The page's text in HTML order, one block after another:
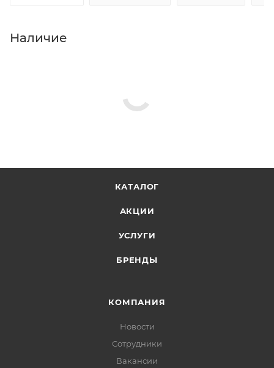
Наличие
КАТАЛОГ
АКЦИИ
УСЛУГИ
БРЕНДЫ
КОМПАНИЯ
Новости
Сотрудники
Вакансии